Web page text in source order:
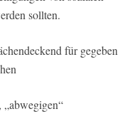
sollten.
für gegeben
„abwegigen“